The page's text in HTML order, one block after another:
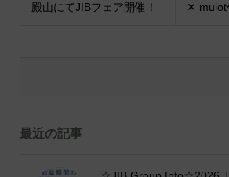
殿山にてJIBフェア開催！
✕ mulot
最近の記事